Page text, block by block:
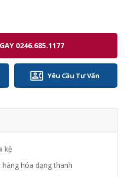
0246.685.1177
Yêu Cầu Tư Vấn
kệ
hóa dạng thanh